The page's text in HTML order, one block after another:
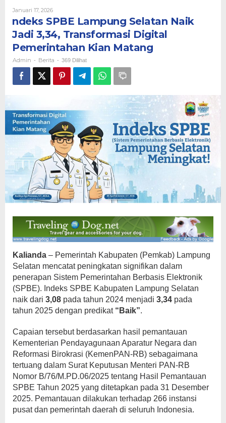
Naik
3,34,
Transformasi
Digital
Pemerintahan
Kian
Matang
Januari 17, 2026Oleh
ndeks SPBE Lampung Selatan Naik
Jadi 3,34, Transformasi Digital
Pemerintahan Kian Matang
Admin - Berita - 369 Dilihat
Kalianda – Pemerintah Kabupaten (Pemkab) Lampung
Selatan mencatat peningkatan signifikan dalam
penerapan Sistem Pemerintahan Berbasis Elektronik
(SPBE). Indeks SPBE Kabupaten Lampung Selatan
naik dari 3,08 pada tahun 2024 menjadi 3,34 pada
tahun 2025 dengan predikat “Baik”.
Capaian tersebut berdasarkan hasil pemantauan
Kementerian Pendayagunaan Aparatur Negara dan
Reformasi Birokrasi (KemenPAN-RB) sebagaimana
tertuang dalam Surat Keputusan Menteri PAN-RB
Nomor B/76/M.PD.06/2025 tentang Hasil Pemantauan
SPBE Tahun 2025 yang ditetapkan pada 31 Desember
2025. Pemantauan dilakukan terhadap 266 instansi
pusat dan pemerintah daerah di seluruh Indonesia.